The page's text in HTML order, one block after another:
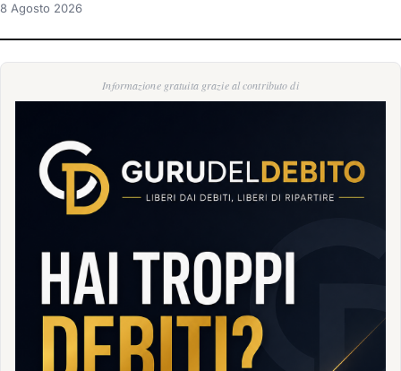
8 Agosto 2026
Informazione gratuita grazie al contributo di